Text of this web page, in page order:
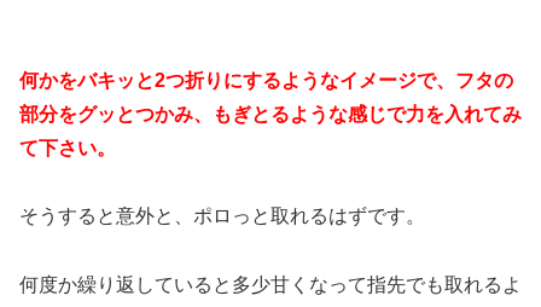
何かをバキッと2つ折りにするようなイメージで、フタの
部分をグッとつかみ、もぎとるような感じで力を入れてみ
て下さい。
そうすると意外と、ポロっと取れるはずです。
何度か繰り返していると多少甘くなって指先でも取れるよ